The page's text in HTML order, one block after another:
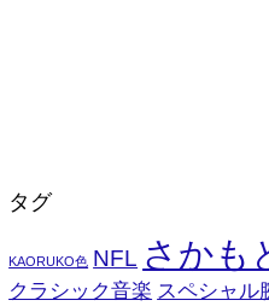
タグ
KAORUKO色 NFL さかも
クラシック音楽 スペシャル